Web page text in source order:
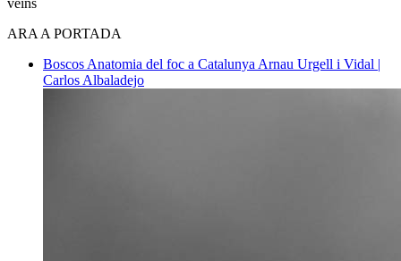
ARA A PORTADA
Boscos Anatomia del foc a Catalunya Arnau Urgell i Vidal |
Carlos Albaladejo